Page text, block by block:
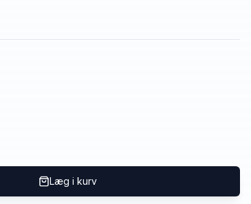
Læg i kurv